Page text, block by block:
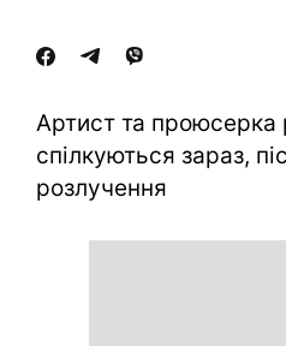
Артист та проюсерка
спілкуються зараз,
розлучення